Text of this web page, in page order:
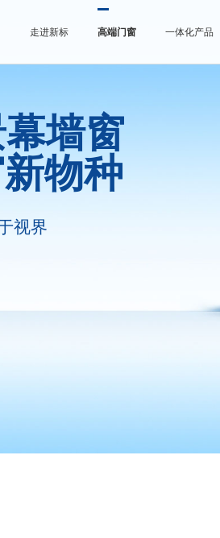
走进新标 高端门窗 一体化产品
墙窗
物种
视界